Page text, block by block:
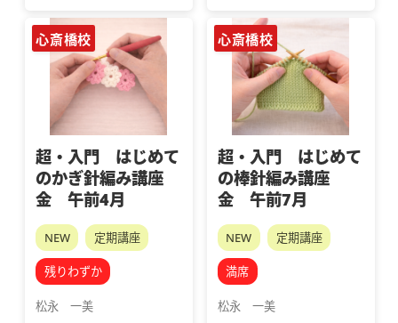
心斎橋校
超・入門 はじめて
のかぎ針編み講座
金 午前4月
NEW 定期講座
残りわずか
松永　一美
心斎橋校
超・入門 はじめて
の棒針編み講座
金 午前7月
NEW 定期講座
満席
松永　一美